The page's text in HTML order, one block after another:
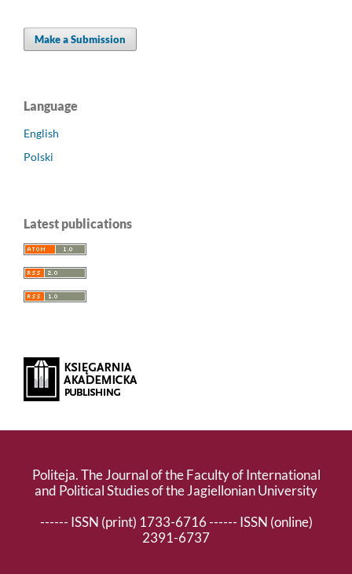
Make a Submission
Language
English
Polski
Latest publications
Politeja. The Journal of the Faculty of International
and Political Studies of the Jagiellonian University
------ ISSN (print) 1733-6716 ------ ISSN (online)
2391-6737